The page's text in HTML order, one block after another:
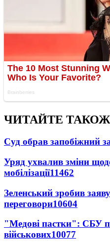
ЧИТАЙТЕ ТАКОЖ
Суд обрав запобіжний
Уряд ухвалив зміни
мобілізації11462
Зеленський зробив
переговори10604
"Медові пастки": СБУ
військових10077